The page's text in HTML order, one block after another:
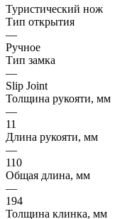
Туристический нож
Тип открытия
—
Ручное
Тип замка
—
Slip Joint
Толщина рукояти, мм
—
11
Длина рукояти, мм
—
110
Общая длина, мм
—
194
Толщина клинка, мм